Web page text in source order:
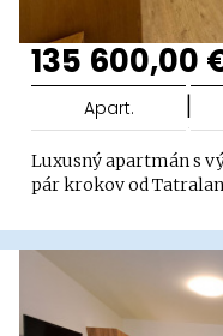
135 600,00
Apart. |
Luxusný apartmán s
pár krokov od